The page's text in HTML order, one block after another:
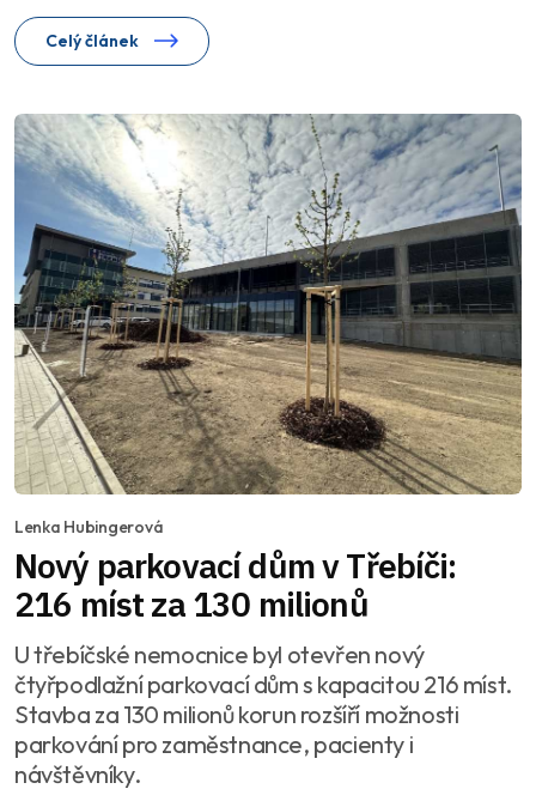
Celý článek
Lenka Hubingerová
Nový parkovací dům v Třebíči:
216 míst za 130 milionů
U třebíčské nemocnice byl otevřen nový
čtyřpodlažní parkovací dům s kapacitou 216 míst.
Stavba za 130 milionů korun rozšíří možnosti
parkování pro zaměstnance, pacienty i
návštěvníky.